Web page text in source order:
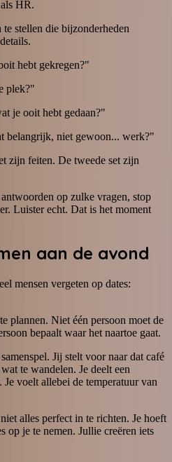
HR.
stellen die bijzonderheden
hebt gekregen?"
plek?"
je ooit hebt gedaan?"
belangrijk, niet gewoon... werk?"
zijn feiten. De tweede set zijn
op zulke vragen, stop
Luister echt. Dat is het moment
aan de avond
mensen vergeten op dates:
plannen. Niet één persoon moet de
bepaalt waar het naartoe gaat.
Jij stelt voor naar dat café
te wandelen. Je deelt een
voelt allebei de temperatuur van
alles perfect in te richten. Je hoeft
op je te nemen. Jullie creëren iets